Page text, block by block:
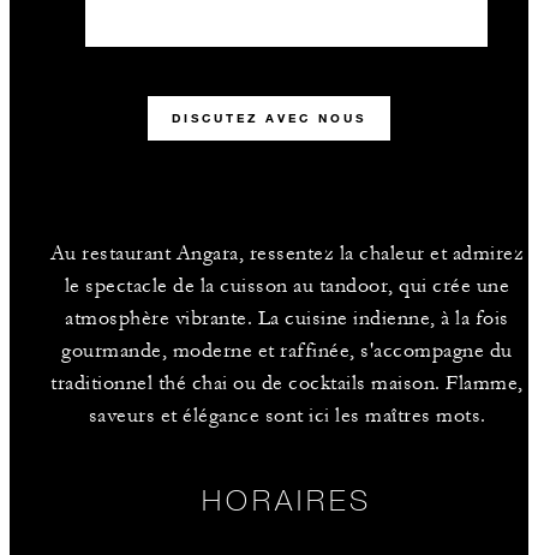
DISCUTEZ AVEC NOUS
Au restaurant Angara, ressentez la chaleur et admirez
le spectacle de la cuisson au tandoor, qui crée une
atmosphère vibrante. La cuisine indienne, à la fois
gourmande, moderne et raffinée, s'accompagne du
traditionnel thé chai ou de cocktails maison. Flamme,
saveurs et élégance sont ici les maîtres mots.
HORAIRES